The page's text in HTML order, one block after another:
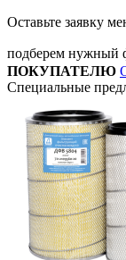
Оставьте заявку
подберем нужный
ПОКУПАТЕЛЮ
Специальные